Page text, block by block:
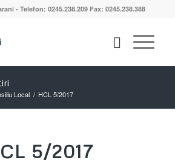
- Telefon: 0245.238.209 Fax: 0245.238.388
Local / HCL 5/2017
5/2017